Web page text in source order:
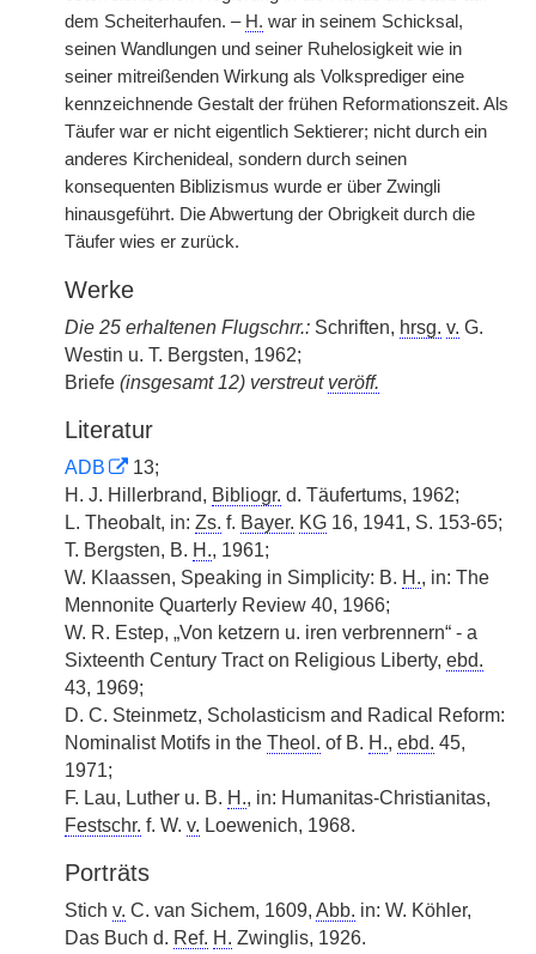
dem Scheiterhaufen. – H. war in seinem Schicksal,
seinen Wandlungen und seiner Ruhelosigkeit wie in
seiner mitreißenden Wirkung als Volksprediger eine
kennzeichnende Gestalt der frühen Reformationszeit. Als
Täufer war er nicht eigentlich Sektierer; nicht durch ein
anderes Kirchenideal, sondern durch seinen
konsequenten Biblizismus wurde er über Zwingli
hinausgeführt. Die Abwertung der Obrigkeit durch die
Täufer wies er zurück.
Werke
Die 25 erhaltenen Flugschrr.: Schriften, hrsg. v. G.
Westin u. T. Bergsten, 1962;
Briefe (insgesamt 12) verstreut veröff.
Literatur
ADB
13;
H. J. Hillerbrand, Bibliogr. d. Täufertums, 1962;
L. Theobalt, in: Zs. f. Bayer. KG 16, 1941, S. 153-65;
T. Bergsten, B. H., 1961;
W. Klaassen, Speaking in Simplicity: B. H., in: The
Mennonite Quarterly Review 40, 1966;
W. R. Estep, „Von ketzern u. iren verbrennern“ - a
Sixteenth Century Tract on Religious Liberty, ebd.
43, 1969;
D. C. Steinmetz, Scholasticism and Radical Reform:
Nominalist Motifs in the Theol. of B. H., ebd. 45,
1971;
F. Lau, Luther u. B. H., in: Humanitas-Christianitas,
Festschr. f. W. v. Loewenich, 1968.
Porträts
Stich v. C. van Sichem, 1609, Abb. in: W. Köhler,
Das Buch d. Ref. H. Zwinglis, 1926.